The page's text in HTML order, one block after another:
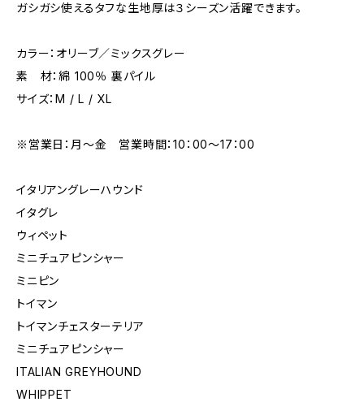
ガシガシ使えるタフな生地厚は３シーズン活躍できます。
カラー：オリーブ／ミックスグレー
素 材：綿 100％ 裏パイル
サイズ：M / L / XL
※営業日：月〜金 営業時間：10：00～17：00
イタリアングレーハウンド
イタグレ
ウィペット
ミニチュアピンシャー
ミニピン
トイマン
トイマンチェスターテリア
ミニチュアピンシャー
ITALIAN GREYHOUND
WHIPPET